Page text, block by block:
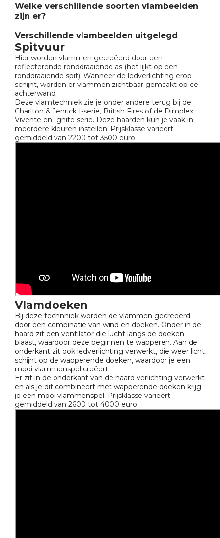
Welke verschillende soorten vlambeelden
zijn er?
Verschillende vlambeelden uitgelegd
Spitvuur
Hier worden vlammen gecreëerd door een
reflecterende ronddraaiende as (het lijkt op een
ronddraaiende spit). Wanneer de ledverlichting erop
schijnt, worden er vlammen zichtbaar gemaakt op de
achterwand.
Deze vlamtechniek zie je onder andere terug bij de
Charlton & Jenrick I-serie, British Fires of de Dimplex
Vivente en Ignite serie. Deze haarden kun je vaak in
meerdere kleuren instellen. Prijsklasse varieert
gemiddeld van 2200 tot 3500 euro.
Vlamdoeken
Bij deze technniek worden de vlammen gecreëerd
door een combinatie van wind en doeken. Onder in de
haard zit een ventilator die lucht langs de doeken
blaast, waardoor deze beginnen te wapperen. Aan de
onderkant zit ook ledverlichting verwerkt, die weer licht
schijnt op de wapperende doeken, waardoor je een
mooi vlammenspel creëert.
Er zit in de onderkant van de haard verlichting verwerkt
en als je dit combineert met wapperende doeken krijg
je een mooi vlammenspel. Prijsklasse varieert
gemiddeld van 2600 tot 4000 euro,